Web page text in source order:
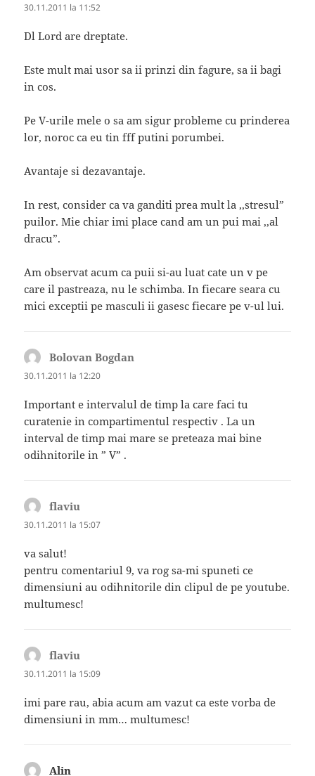
30.11.2011 la 11:52
Dl Lord are dreptate.
Este mult mai usor sa ii prinzi din fagure, sa ii bagi
in cos.
Pe V-urile mele o sa am sigur probleme cu prinderea
lor, noroc ca eu tin fff putini porumbei.
Avantaje si dezavantaje.
In rest, consider ca va ganditi prea mult la ,,stresul”
puilor. Mie chiar imi place cand am un pui mai ,,al
dracu”.
Am observat acum ca puii si-au luat cate un v pe
care il pastreaza, nu le schimba. In fiecare seara cu
mici exceptii pe masculi ii gasesc fiecare pe v-ul lui.
Bolovan Bogdan
30.11.2011 la 12:20
Important e intervalul de timp la care faci tu
curatenie in compartimentul respectiv . La un
interval de timp mai mare se preteaza mai bine
odihnitorile in ” V” .
flaviu
30.11.2011 la 15:07
va salut!
pentru comentariul 9, va rog sa-mi spuneti ce
dimensiuni au odihnitorile din clipul de pe youtube.
multumesc!
flaviu
30.11.2011 la 15:09
imi pare rau, abia acum am vazut ca este vorba de
dimensiuni in mm… multumesc!
Alin